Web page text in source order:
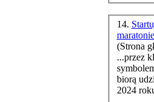
14.
(Strona
...przez
biorą
2024